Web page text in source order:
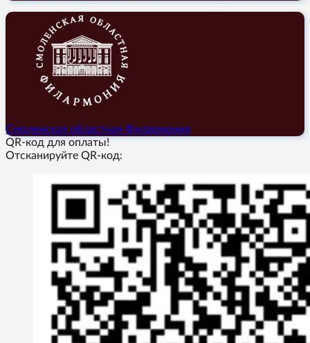
Смоленская областная Филармония
QR-код для оплаты!
Отсканируйте QR-код: